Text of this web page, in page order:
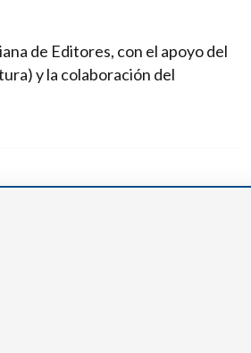
de Editores, con el apoyo del
y la colaboración del